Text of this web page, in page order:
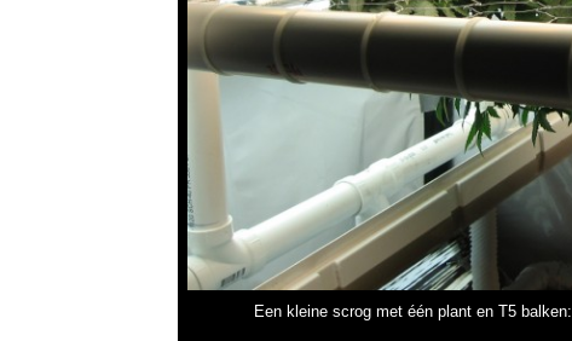
Een kleine scrog met één plant en T5